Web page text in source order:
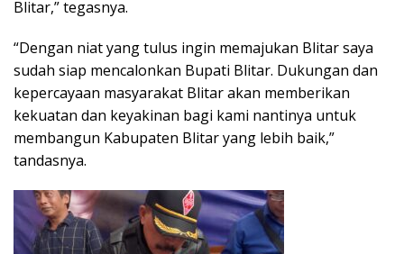
Blitar,” tegasnya.
“Dengan niat yang tulus ingin memajukan Blitar saya
sudah siap mencalonkan Bupati Blitar. Dukungan dan
kepercayaan masyarakat Blitar akan memberikan
kekuatan dan keyakinan bagi kami nantinya untuk
membangun Kabupaten Blitar yang lebih baik,”
tandasnya.